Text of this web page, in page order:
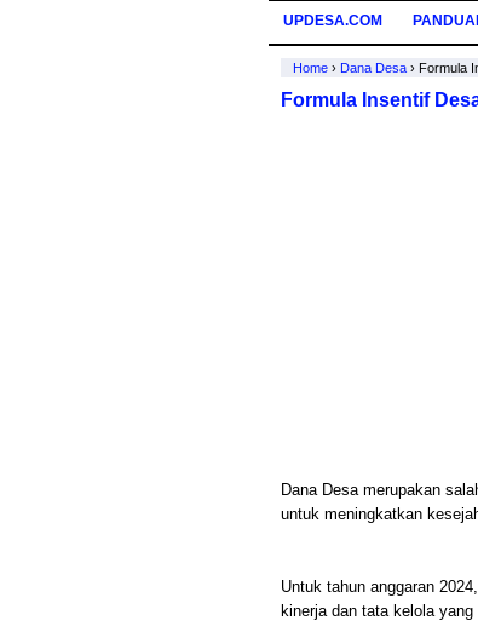
UPDESA.COM
Home › Dana Desa › Formula
Formula Insentif
Dana Desa merupakan
untuk meningkatkan
Untuk tahun anggaran
kinerja dan tata kelola